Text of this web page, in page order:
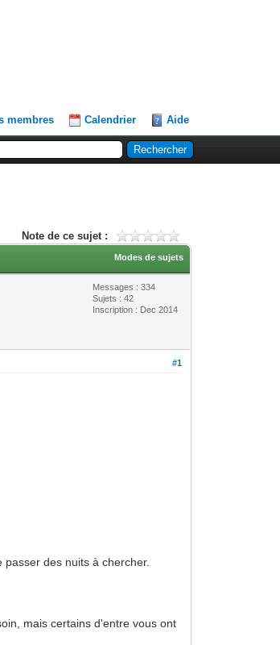
membres Calendrier Aide
Note de ce sujet :
Modes de sujets
Messages : 334
Sujets : 42
Inscription : Dec 2014
#1
des nuits à chercher.
mais certains d'entre vous ont